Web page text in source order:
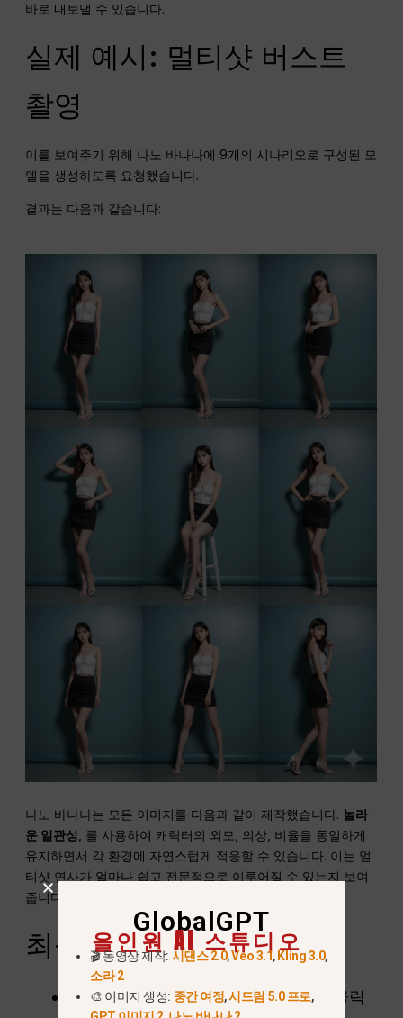
바로 내보낼 수 있습니다.
실제 예시: 멀티샷 버스트
촬영
이를 보여주기 위해 나노 바나나에 9개의 시나리오로 구성된 모
델을 생성하도록 요청했습니다.
결과는 다음과 같습니다:
나노 바나나는 모든 이미지를 다음과 같이 제작했습니다. 놀라
운 일관성, 를 사용하여 캐릭터의 외모, 의상, 비율을 동일하게
유지하면서 각 환경에 자연스럽게 적응할 수 있습니다. 이는 멀
티샷 연사가 얼마나 쉽고 전문적으로 이루어질 수 있는지 보여
줍니다.
최상의 결과를 위한 팁
프롬프트 유지구체적이고 상세한를 클릭
GlobalGPT
올인원 AI 스튜디오
🎬 동영상 제작: 시댄스 2.0,Veo 3.1, Kling 3.0,
소라 2
🎨 이미지 생성: 중간 여정,시드림 5.0 프로,